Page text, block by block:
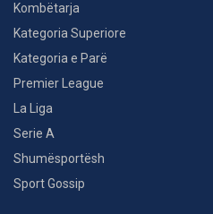
Kombëtarja
Kategoria Superiore
Kategoria e Parë
Premier League
La Liga
Serie A
Shumësportësh
Sport Gossip